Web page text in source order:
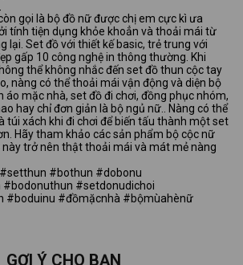
gọi là bộ đồ nữ được chị em cực kì ưa
tính tiện dụng khỏe khoẳn và thoải mái từ
lại. Set đồ với thiết kế basic, trẻ trung với
gấp 10 công nghệ in thông thường. Khi
thể không nhắc đến set đồ thun cộc tay
nàng có thể thoải mái vận động và diện bộ
áo mặc nhà, set đồ đi chơi, đồng phục nhóm,
hay chỉ đơn giản là bộ ngủ nữ.. Nàng có thể
túi xách khi đi chơi để biến tấu thành một set
Hãy tham khảo các sản phẩm bộ cộc nữ
trở nên thật thoải mái và mát mẻ nàng
#bothun #dobonu
#bodonuthun #setdonudichoi
#boduinu #đồmặcnhà #bộmùahènữ
GỢI Ý CHO BẠN